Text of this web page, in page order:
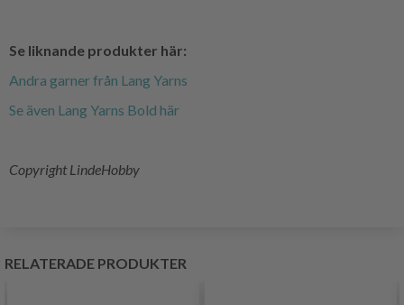
Se liknande produkter här:
Andra garner från Lang Yarns
Se även Lang Yarns Bold här
Copyright LindeHobby
RELATERADE PRODUKTER